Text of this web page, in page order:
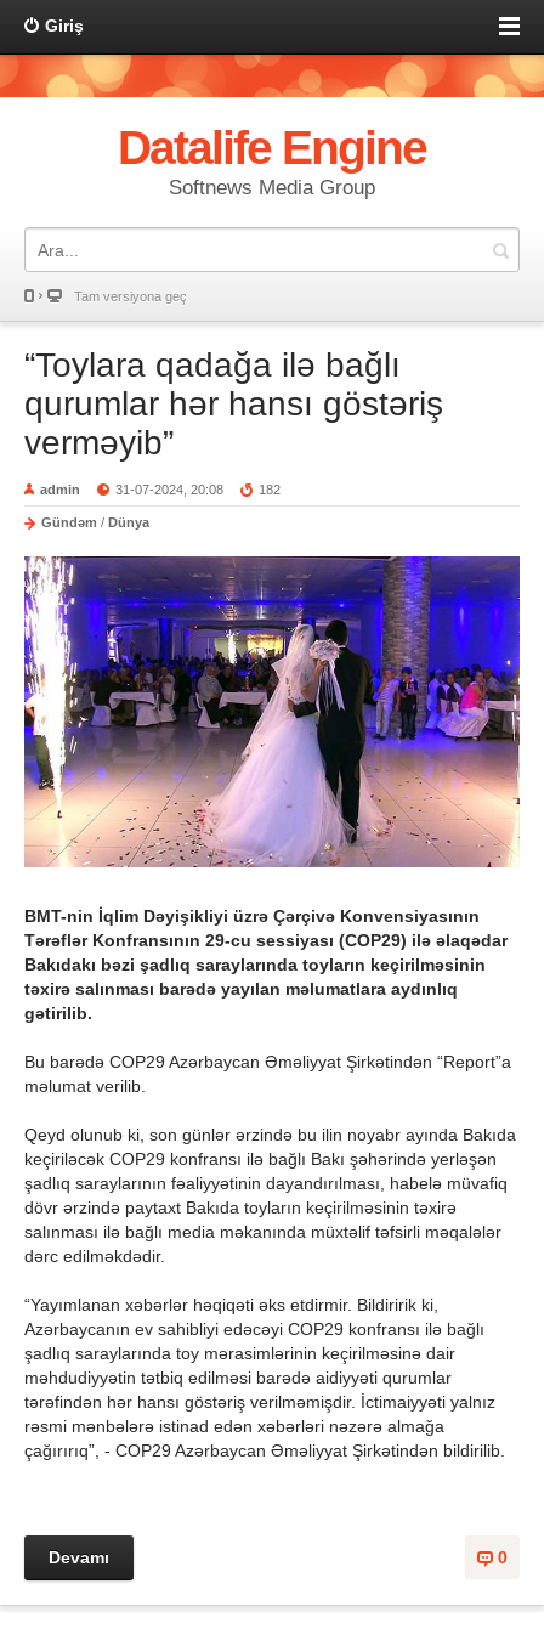
Giriş
Datalife Engine
Softnews Media Group
Tam versiyona geç
“Toylara qadağa ilə bağlı
qurumlar hər hansı göstəriş
verməyib”
admin 31-07-2024, 20:08 182
Gündəm / Dünya
BMT-nin İqlim Dəyişikliyi üzrə Çərçivə Konvensiyasının
Tərəflər Konfransının 29-cu sessiyası (COP29) ilə əlaqədar
Bakıdakı bəzi şadlıq saraylarında toyların keçirilməsinin
təxirə salınması barədə yayılan məlumatlara aydınlıq
gətirilib.
Bu barədə COP29 Azərbaycan Əməliyyat Şirkətindən “Report”a
məlumat verilib.
Qeyd olunub ki, son günlər ərzində bu ilin noyabr ayında Bakıda
keçiriləcək COP29 konfransı ilə bağlı Bakı şəhərində yerləşən
şadlıq saraylarının fəaliyyətinin dayandırılması, habelə müvafiq
dövr ərzində paytaxt Bakıda toyların keçirilməsinin təxirə
salınması ilə bağlı media məkanında müxtəlif təfsirli məqalələr
dərc edilməkdədir.
“Yayımlanan xəbərlər həqiqəti əks etdirmir. Bildiririk ki,
Azərbaycanın ev sahibliyi edəcəyi COP29 konfransı ilə bağlı
şadlıq saraylarında toy mərasimlərinin keçirilməsinə dair
məhdudiyyətin tətbiq edilməsi barədə aidiyyəti qurumlar
tərəfindən hər hansı göstəriş verilməmişdir. İctimaiyyəti yalnız
rəsmi mənbələrə istinad edən xəbərləri nəzərə almağa
çağırırıq”, - COP29 Azərbaycan Əməliyyat Şirkətindən bildirilib.
0
Devamı